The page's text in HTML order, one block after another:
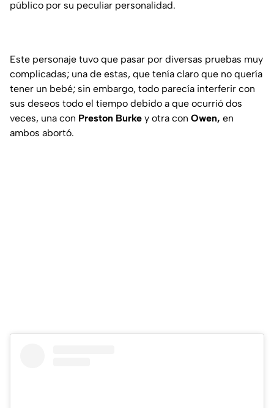
público por su peculiar personalidad.
Este personaje tuvo que pasar por diversas pruebas muy
complicadas; una de estas, que tenía claro que no quería
tener un bebé; sin embargo, todo parecía interferir con
sus deseos todo el tiempo debido a que ocurrió dos
veces, una con Preston Burke y otra con Owen, en
ambos abortó.